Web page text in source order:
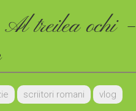
treilea ochi –
scriitori romani vlog